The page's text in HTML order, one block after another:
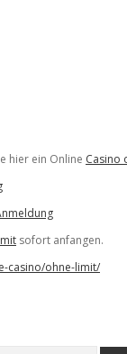
hier ein Online Casino
sofort anfangen.
casino/ohne-limit/